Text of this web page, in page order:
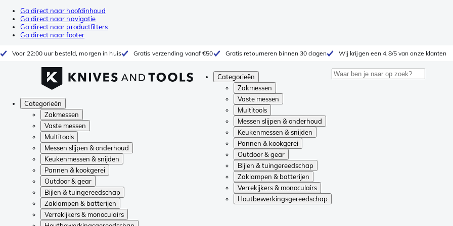
Ga direct naar hoofdinhoud
Ga direct naar navigatie
Ga direct naar productfilters
Ga direct naar footer
Voor 22:00 uur besteld, morgen in huis Gratis verzending vanaf €50 Gratis retourneren binnen 30 dagen Wij krijgen een 4,8/5 van onze klanten
Categorieën
Zakmessen
Vaste messen
Multitools
Messen slijpen & onderhoud
Keukenmessen & snijden
Pannen & kookgerei
Outdoor & gear
Bijlen & tuingereedschap
Zaklampen & batterijen
Verrekijkers & monoculairs
Houtbewerkingsgereedschap
Categorieën
Zakmessen
Vaste messen
Multitools
Messen slijpen & onderhoud
Keukenmessen & snijden
Pannen & kookgerei
Outdoor & gear
Bijlen & tuingereedschap
Zaklampen & batterijen
Verrekijkers & monoculairs